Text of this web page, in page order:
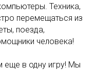
Техника,
перемещаться из
поезда,
человека!
еще в одну игру! Мы